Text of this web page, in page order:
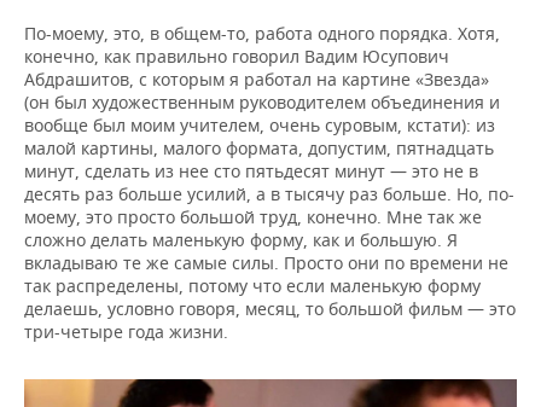
По-моему, это, в общем-то, работа одного порядка. Хотя,
конечно, как правильно говорил Вадим Юсупович
Абдрашитов, с которым я работал на картине «Звезда»
(он был художественным руководителем объединения и
вообще был моим учителем, очень суровым, кстати): из
малой картины, малого формата, допустим, пятнадцать
минут, сделать из нее сто пятьдесят минут — это не в
десять раз больше усилий, а в тысячу раз больше. Но, по-
моему, это просто большой труд, конечно. Мне так же
сложно делать маленькую форму, как и большую. Я
вкладываю те же самые силы. Просто они по времени не
так распределены, потому что если маленькую форму
делаешь, условно говоря, месяц, то большой фильм — это
три-четыре года жизни.